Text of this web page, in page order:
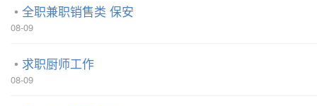
全职兼职销售类 保安
08-09
求职厨师工作
08-09